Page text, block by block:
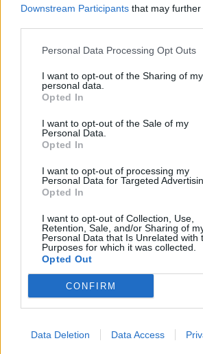
Downstream Participants that may
Personal Data Processing Opt Outs
I want to opt-out of the Sharing of my
personal data.
Opted In
I want to opt-out of the Sale of my
Personal Data.
Opted In
I want to opt-out of processing my
Personal Data for Targeted
Opted In
I want to opt-out of Collection, Use,
Retention, Sale, and/or Sharing of
Personal Data that Is Unrelated with
Purposes for which it was collected.
Opted Out
CONFIRM
Data Deletion Data Access
Añadir un comentario ...
🪐🚀 Canciones para Ver las
tus noches de astronomía. 🪐🎸
esta colección para tu próxima noche
✨⭐
Letras Top Artistas Playlists
N O P Q R S T